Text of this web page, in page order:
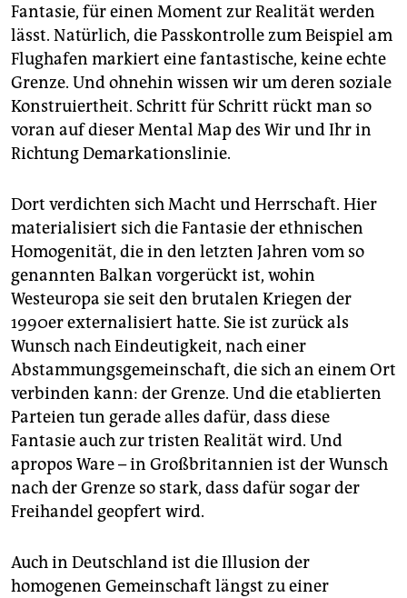
Fantasie, für einen Moment zur Realität werden
lässt. Natürlich, die Passkontrolle zum Beispiel am
Flughafen markiert eine fantastische, keine echte
Grenze. Und ohnehin wissen wir um deren soziale
Konstruiertheit. Schritt für Schritt rückt man so
voran auf dieser Mental Map des Wir und Ihr in
Richtung Demarkationslinie.
Dort verdichten sich Macht und Herrschaft. Hier
materialisiert sich die Fantasie der ethnischen
Homogenität, die in den letzten Jahren vom so
genannten Balkan vorgerückt ist, wohin
Westeuropa sie seit den brutalen Kriegen der
1990er externalisiert hatte. Sie ist zurück als
Wunsch nach Eindeutigkeit, nach einer
Abstammungsgemeinschaft, die sich an einem Ort
verbinden kann: der Grenze. Und die etablierten
Parteien tun gerade alles dafür, dass diese
Fantasie auch zur tristen Realität wird. Und
apropos Ware – in Großbritannien ist der Wunsch
nach der Grenze so stark, dass dafür sogar der
Freihandel geopfert wird.
Auch in Deutschland ist die Illusion der
homogenen Gemeinschaft längst zu einer